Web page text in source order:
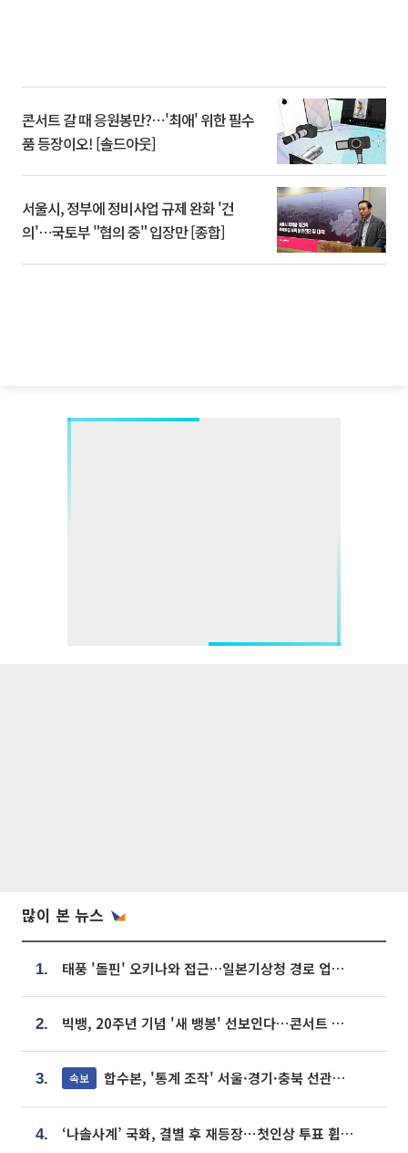
콘서트 갈 때 응원봉만?⋯'최애' 위한 필수
품 등장이오! [솔드아웃]
서울시, 정부에 정비사업 규제 완화 '건
의'⋯국토부 "협의 중" 입장만 [종합]
많이 본 뉴스
1. 태풍 '돌핀' 오키나와 접근…일본기상청 경로 업데이트
2. 빅뱅, 20주년 기념 '새 뱅봉' 선보인다⋯콘서트 앞두고 팝업 개최
3. 속보 합수본, '통계 조작' 서울·경기·충북 선관위 등 추가 압수수색
4. ‘나솔사계’ 국화, 결별 후 재등장⋯첫인상 투표 휩쓸고 ‘인기녀’ 등극